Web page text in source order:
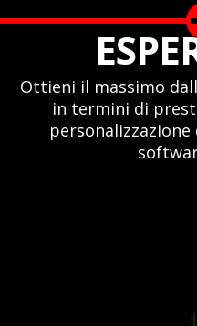
Ottieni il massimo
in termini di